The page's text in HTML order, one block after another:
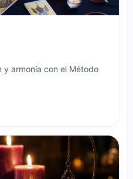
y armonía con el Método